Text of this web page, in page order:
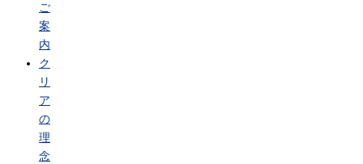
ご
案
内
ク
リ
ア
の
理
念